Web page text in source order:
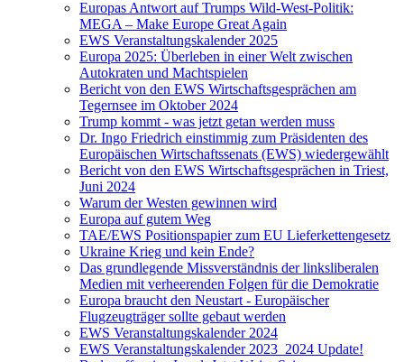
Europas Antwort auf Trumps Wild-West-Politik:
MEGA – Make Europe Great Again
EWS Veranstaltungskalender 2025
Europa 2025: Überleben in einer Welt zwischen
Autokraten und Machtspielen
Bericht von den EWS Wirtschaftsgesprächen am
Tegernsee im Oktober 2024
Trump kommt - was jetzt getan werden muss
Dr. Ingo Friedrich einstimmig zum Präsidenten des
Europäischen Wirtschaftssenats (EWS) wiedergewählt
Bericht von den EWS Wirtschaftsgesprächen in Triest,
Juni 2024
Warum der Westen gewinnen wird
Europa auf gutem Weg
TAE/EWS Positionspapier zum EU Lieferkettengesetz
Ukraine Krieg und kein Ende?
Das grundlegende Missverständnis der linksliberalen
Medien mit verheerenden Folgen für die Demokratie
Europa braucht den Neustart - Europäischer
Flugzeugträger sollte gebaut werden
EWS Veranstaltungskalender 2024
EWS Veranstaltungskalender 2023_2024 Update!